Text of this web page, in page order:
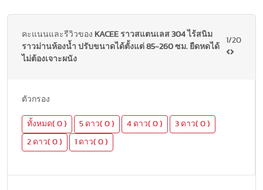
คะแนนและรีวิวของ KACEE ราวสแตนเลส 304 ไร้สนิม
ราวม่านห้องน้ำ ปรับขนาดได้ตั้งแต่ 85-260 ซม. ยืดหดได้
ไม่ต้องเจาะผนัง
1/20
ตัวกรอง
ทั้งหมด( 0 ) 5 ดาว( 0 ) 4 ดาว( 0 ) 3 ดาว( 0 )
2 ดาว( 0 ) 1 ดาว( 0 )